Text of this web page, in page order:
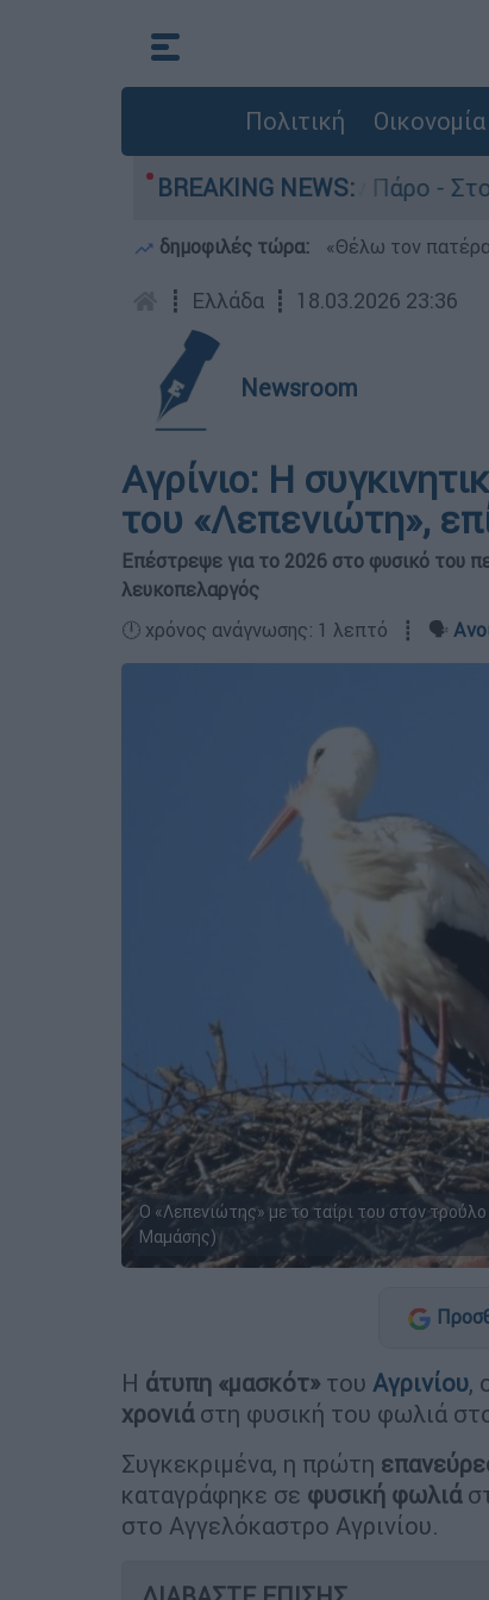
Πολιτική Οικονομία
BREAKING NEWS:
4χρονου στην Πάρο - Στο
δημοφιλές τώρα: «Θέλω τον
┋ Ελλάδα ┋ 18.03.2026 23:36
Newsroom
Αγρίνιο: Η
του «Λεπενιώτη»,
Επέστρεψε για το 2026 στο φυσικό του
λευκοπελαργός
🕛 χρόνος ανάγνωσης: 1 λεπτό ┋ 🗣️
Ο «Λεπενιώτης» με το ταίρι του στον
Μαμάσης)
Η άτυπη «μασκότ» του Αγρινίου,
χρονιάστη φυσική του φωλιά
Συγκεκριμένα, η πρώτη
καταγράφηκε σε φυσική φωλιά
στο Αγγελόκαστρο Αγρινίου.